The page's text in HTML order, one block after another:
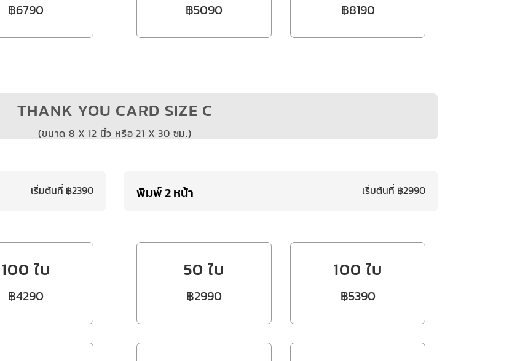
฿6790 ฿5090 ฿8190
THANK YOU CARD SIZE C
(ขนาด 8 X 12 นิ้ว หรือ 21 X 30 ซม.)
เริ่มต้นที่ ฿2390
100 ใบ
฿4290
พิมพ์ 2 หน้า เริ่มต้นที่ ฿2990
50 ใบ
฿2990
100 ใบ
฿5390